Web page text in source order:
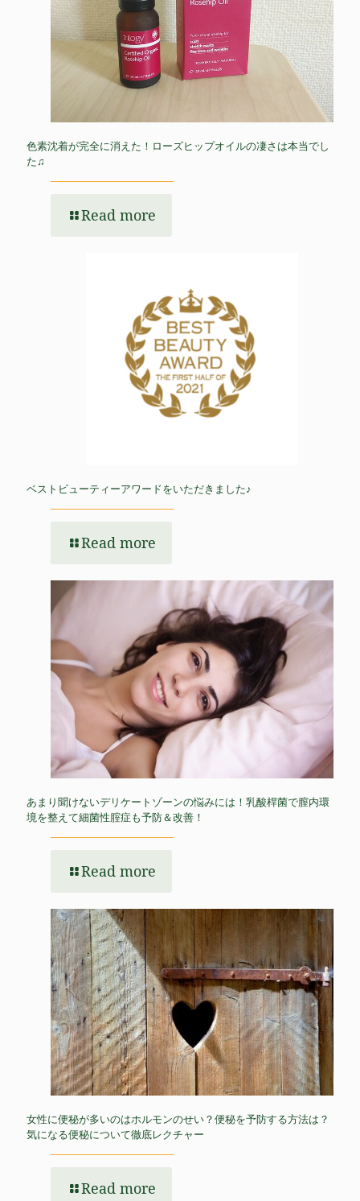
色素沈着が完全に消えた！ローズヒップオイルの凄さは本当でし
た♫
Read more
ベストビューティーアワードをいただきました♪
Read more
あまり聞けないデリケートゾーンの悩みには！乳酸桿菌で膣内環
境を整えて細菌性腟症も予防＆改善！
Read more
女性に便秘が多いのはホルモンのせい？便秘を予防する方法は？
気になる便秘について徹底レクチャー
Read more